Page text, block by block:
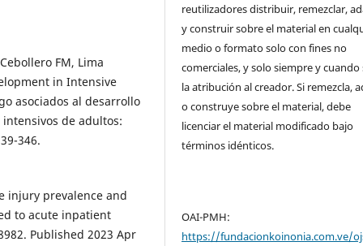
FM, Lima
in Intensive
asociados al desarrollo
de adultos:
346.
injury prevalence and
to acute inpatient
Published 2023 Apr
reutilizadores distribuir, remezclar,
y construir sobre el material en
medio o formato solo con fines no
comerciales, y solo siempre y cuando
la atribución al creador. Si remezcla,
o construye sobre el material, debe
licenciar el material modificado bajo
términos idénticos.
OAI-PMH:
https://fundacionkoinonia.com.ve/